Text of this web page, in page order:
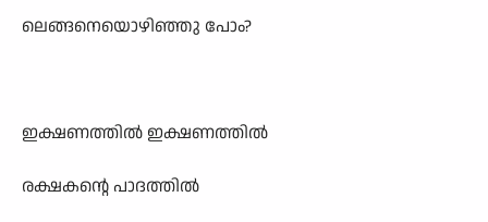
ലെങ്ങനെയൊഴിഞ്ഞു പോം?
ഇക്ഷണത്തിൽ ഇക്ഷണത്തിൽ
രക്ഷകന്റെ പാദത്തിൽ